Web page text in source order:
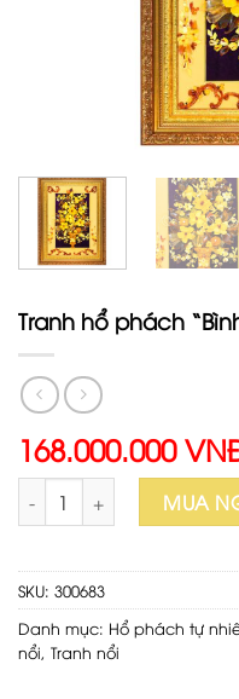
Tranh hổ phách
168.000.000
Tranh hổ phách "Bình
MUA
SKU: 300683
Danh mục: Hổ phách tự
nổi Tranh nổi